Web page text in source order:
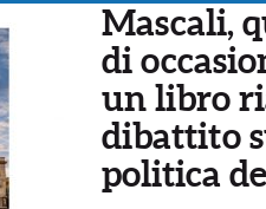
Mascali,
di
un libro
dibattito
politica